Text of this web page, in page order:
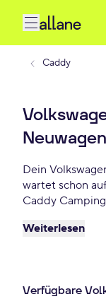
Caddy
Dein
wartet schon
Caddy
Caddy
Weiterlesen
Verfügbare